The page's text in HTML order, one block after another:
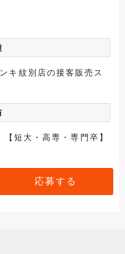
キ紋別店の接客販売ス
短大・高専・専門卒】
応募する